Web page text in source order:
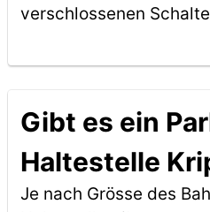
verschlossenen
Gibt es ein
Haltestelle
Je nach Grösse des